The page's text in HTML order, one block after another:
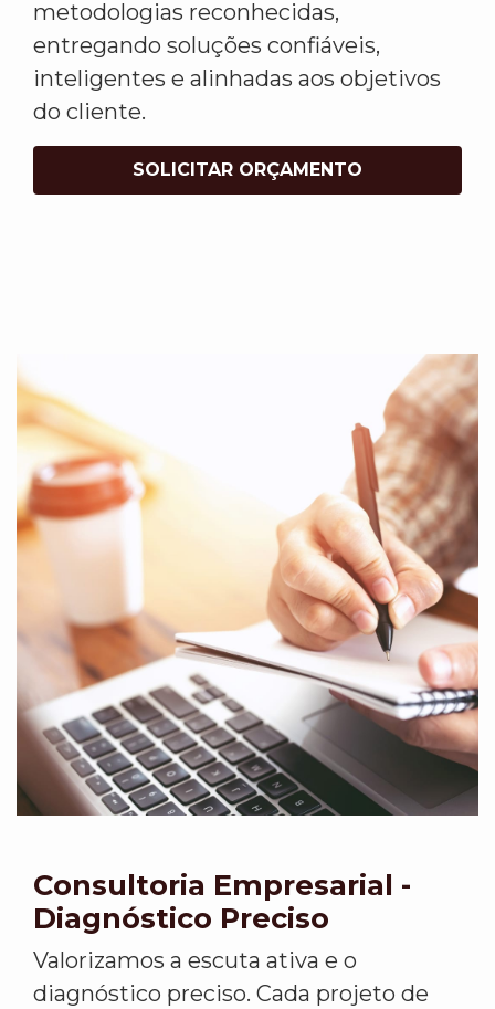
metodologias reconhecidas,
entregando soluções confiáveis,
inteligentes e alinhadas aos objetivos
do cliente.
SOLICITAR ORÇAMENTO
Consultoria Empresarial -
Diagnóstico Preciso
Valorizamos a escuta ativa e o
diagnóstico preciso. Cada projeto de